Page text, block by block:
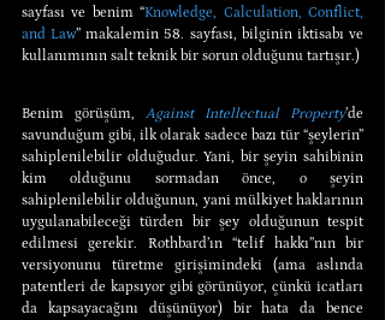
sayfası ve benim “Knowledge, Calculation, Conflict,
and Law” makalemin 58. sayfası, bilginin iktisabı ve
kullanımının salt teknik bir sorun olduğunu tartışır.)
Benim görüşüm, Against Intellectual Property’de
savunduğum gibi, ilk olarak sadece bazı tür “şeylerin”
sahiplenilebilir olduğudur. Yani, bir şeyin sahibinin
kim olduğunu sormadan önce, o şeyin
sahiplenilebilir olduğunun, yani mülkiyet haklarının
uygulanabileceği türden bir şey olduğunun tespit
edilmesi gerekir. Rothbard’ın “telif hakkı”nın bir
versiyonunu türetme girişimindeki (ama aslında
patentleri de kapsıyor gibi görünüyor, çünkü icatları
da kapsayacağını düşünüyor) bir hata da bence